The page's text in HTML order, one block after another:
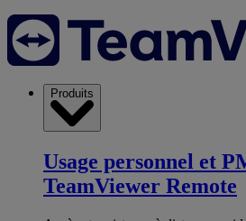
Produits
Usage personnel et
TeamViewer Remote